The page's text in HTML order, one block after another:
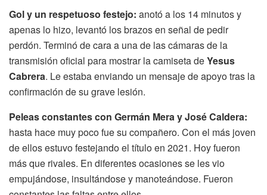
Gol y un respetuoso festejo: anotó a los 14 minutos y
apenas lo hizo, levantó los brazos en señal de pedir
perdón. Terminó de cara a una de las cámaras de la
transmisión oficial para mostrar la camiseta deYesus
Cabrera. Le estaba enviando un mensaje de apoyo tras la
confirmación de su grave lesión.
Peleas constantes con Germán Mera y José Caldera:
hasta hace muy poco fue su compañero. Con el más joven
de ellos estuvo festejando el título en 2021. Hoy fueron
más que rivales. En diferentes ocasiones se les vio
empujándose, insultándose y manoteándose. Fueron